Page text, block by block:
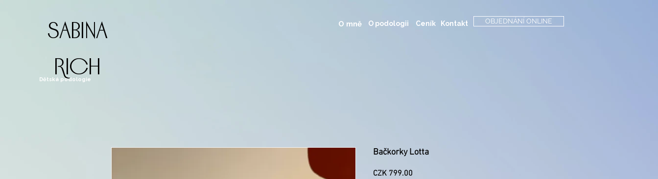
sabina
rich
Dětská podologie
O mně O podologii Ceník Kontakt OBJEDNÁNÍ ONLINE
Bačkorky Lotta
CZK 799.00